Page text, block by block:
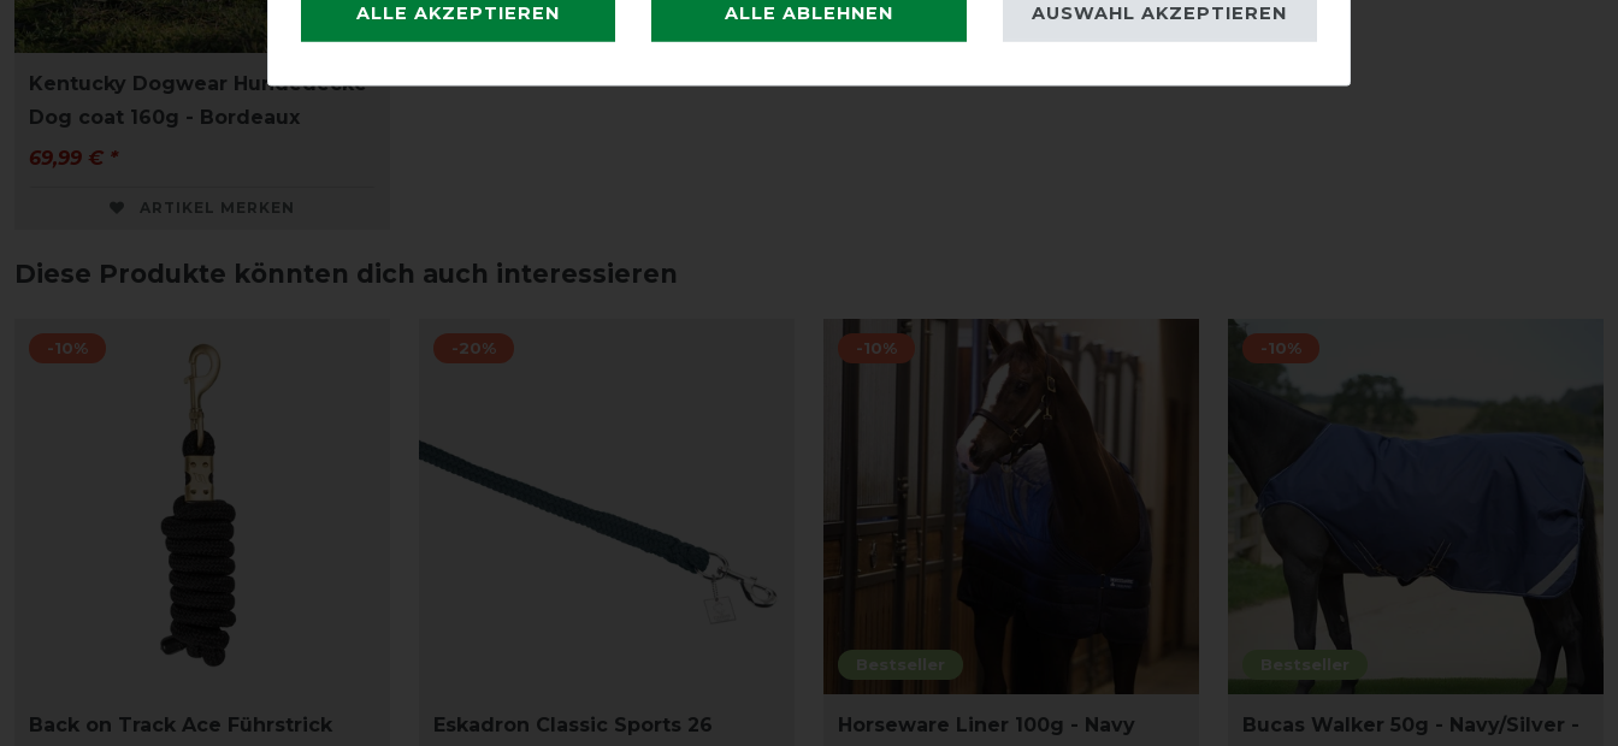
Kentucky Dogwear Hundedecke
Dog coat 160g - Bordeaux
69,99 € *
ARTIKEL MERKEN
Diese Produkte könnten dich auch interessieren
-10%
Back on Track Ace Führstrick
-20%
Eskadron Classic Sports 26
Bestseller
-10%
Horseware Liner 100g - Navy
Bestseller
-10%
Bucas Walker 50g - Navy/Silver -
ALLE AKZEPTIEREN ALLE ABLEHNEN AUSWAHL AKZEPTIEREN